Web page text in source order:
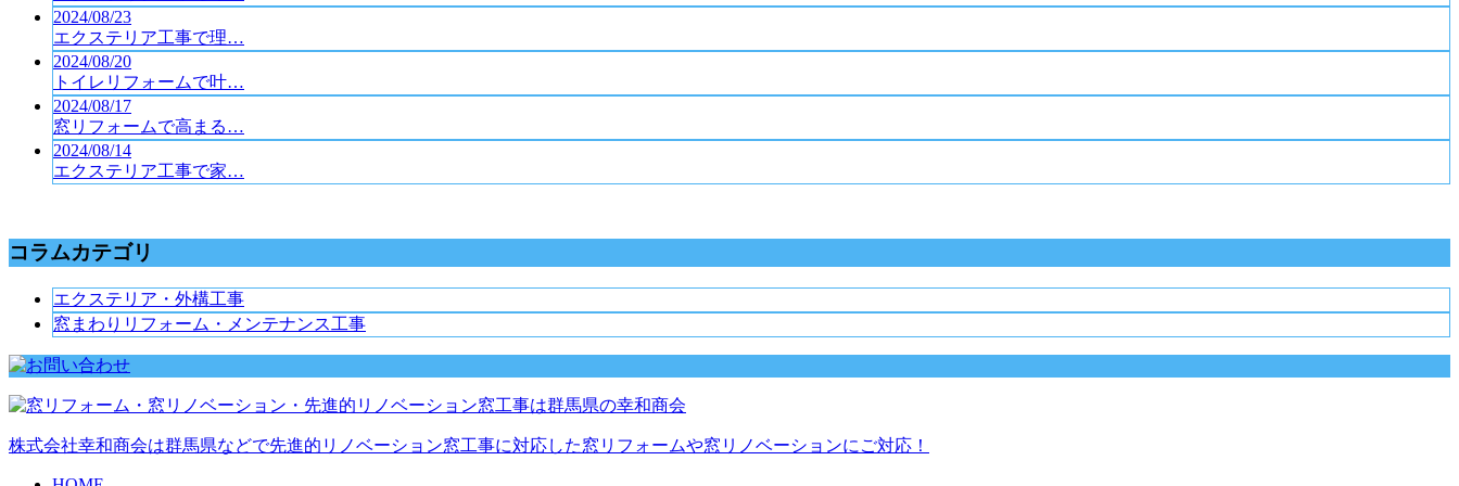
2024/08/23
エクステリア工事で理…
2024/08/20
トイレリフォームで叶…
2024/08/17
窓リフォームで高まる…
2024/08/14
エクステリア工事で家…
コラムカテゴリ
エクステリア・外構工事
窓まわりリフォーム・メンテナンス工事
株式会社幸和商会は群馬県などで先進的リノベーション窓工事に対応した窓リフォームや窓リノベーションにご対応！